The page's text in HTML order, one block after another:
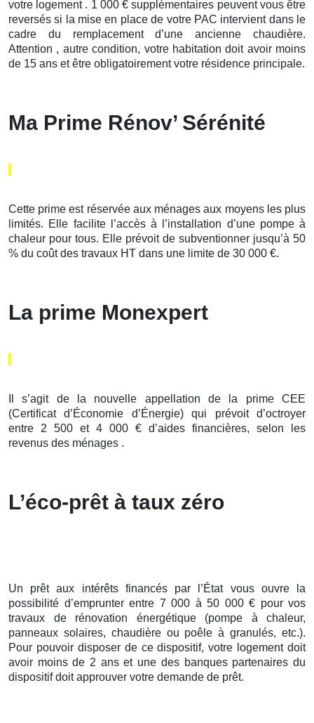
votre logement . 1 000 € supplémentaires peuvent vous être
reversés si la mise en place de votre PAC intervient dans le
cadre du remplacement d’une ancienne chaudière.
Attention , autre condition, votre habitation doit avoir moins
de 15 ans et être obligatoirement votre résidence principale.
Ma Prime Rénov’ Sérénité
Cette prime est réservée aux ménages aux moyens les plus
limités. Elle facilite l’accès à l’installation d’une pompe à
chaleur pour tous. Elle prévoit de subventionner jusqu’à 50
% du coût des travaux HT dans une limite de 30 000 €.
La prime Monexpert
Il s’agit de la nouvelle appellation de la prime CEE
(Certificat d’Économie d’Énergie) qui prévoit d’octroyer
entre 2 500 et 4 000 € d’aides financières, selon les
revenus des ménages .
L’éco-prêt à taux zéro
Un prêt aux intérêts financés par l’État vous ouvre la
possibilité d’emprunter entre 7 000 à 50 000 € pour vos
travaux de rénovation énergétique (pompe à chaleur,
panneaux solaires, chaudière ou poêle à granulés, etc.).
Pour pouvoir disposer de ce dispositif, votre logement doit
avoir moins de 2 ans et une des banques partenaires du
dispositif doit approuver votre demande de prêt.